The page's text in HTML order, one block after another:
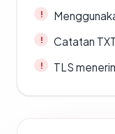
Catatan
TLS